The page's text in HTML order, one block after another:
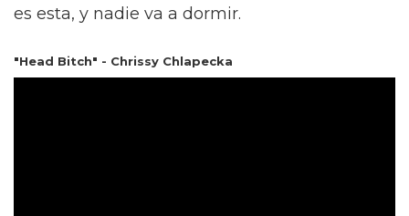
es esta, y nadie va a dormir.
"Head Bitch" - Chrissy Chlapecka